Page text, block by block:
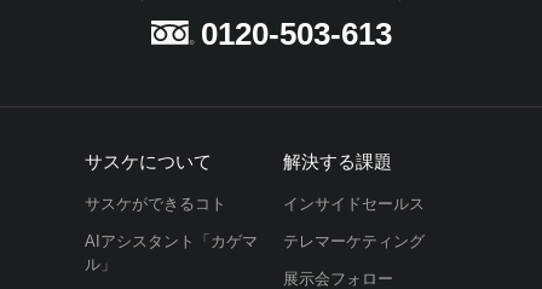
0120-503-613
サスケについて
サスケができるコト
AIアシスタント「カゲマ
ル」
解決する課題
インサイドセールス
テレマーケティング
展示会フォロー